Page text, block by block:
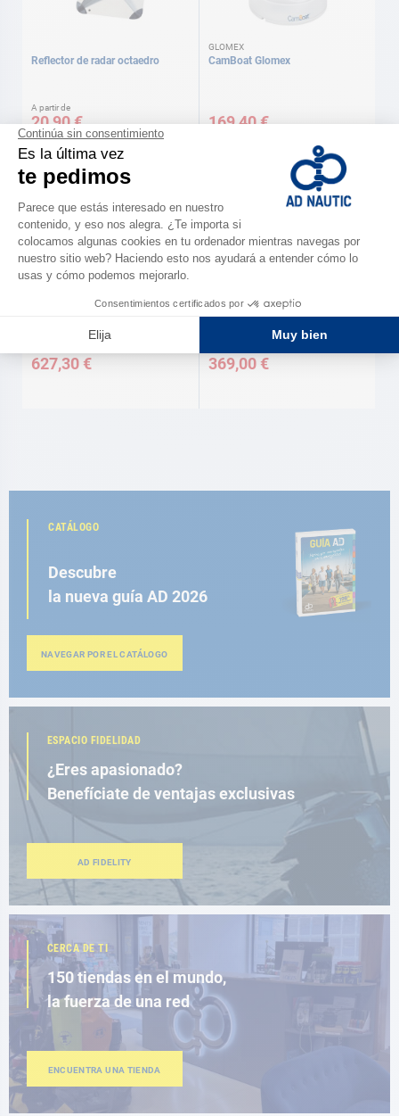
Reflector de radar octaedro
A partir de
20,90 €
Disponible en varias versiones
GLOMEX
CamBoat Glomex
169,40 €
Sistema de vigilancia y de
627,30 €
Detector de radar Mer-Veille
369,00 €
CATÁLOGO
Descubre
la nueva guía AD 2026
NAVEGAR POR EL CATÁLOGO
ESPACIO FIDELIDAD
¿Eres apasionado?
Benefíciate de ventajas exclusivas
AD FIDELITY
CERCA DE TI
150 tiendas en el mundo,
la fuerza de una red
ENCUENTRA UNA TIENDA